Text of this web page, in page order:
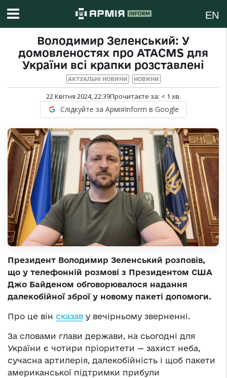
EN
Володимир Зеленський: У
домовленостях про ATACMS для
України всі крапки розставлені
АКТУАЛЬНІ НОВИНИ НОВИНИ
22 Квітня 2024, 22:39Прочитаєте за: < 1 хв.
Слідкуйте за АрміяInform в Google
Президент Володимир Зеленський розповів,
що у телефонній розмові з Президентом США
Джо Байденом обговорювалося надання
далекобійної зброї у новому пакеті допомоги.
Про це він сказав у вечірньому зверненні.
За словами глави держави, на сьогодні для
України є чотири пріоритети — захист неба,
сучасна артилерія, далекобійність і щоб пакети
американської підтримки прибули